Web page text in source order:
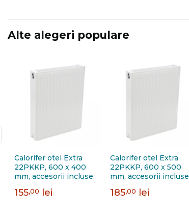
Alte alegeri populare
Calorifer otel Extra
22PKKP, 600 x 400
mm, accesorii incluse
155,00 lei
Calorifer otel Extra
22PKKP, 600 x 500
mm, accesorii incluse
185,00 lei